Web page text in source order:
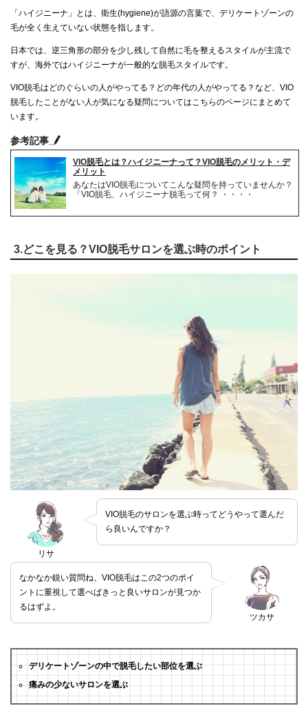
「ハイジニーナ」とは、衛生(hygiene)が語源の言葉で、デリケートゾーンの
毛が全く生えていない状態を指します。
日本では、逆三角形の部分を少し残して自然に毛を整えるスタイルが主流で
すが、海外ではハイジニーナが一般的な脱毛スタイルです。
VIO脱毛はどのぐらいの人がやってる？どの年代の人がやってる？など、VIO
脱毛したことがない人が気になる疑問についてはこちらのページにまとめて
います。
参考記事
VIO脱毛とは？ハイジニーナって？VIO脱毛のメリット・デ
メリット
あなたはVIO脱毛についてこんな疑問を持っていませんか？
「VIO脱毛、ハイジニーナ脱毛って何？ ・・・・
3.どこを見る？VIO脱毛サロンを選ぶ時のポイント
リサ
VIO脱毛のサロンを選ぶ時ってどうやって選んだ
ら良いんですか？
ツカサ
なかなか鋭い質問ね、VIO脱毛はこの2つのポイ
ントに重視して選べばきっと良いサロンが見つか
るはずよ。
デリケートゾーンの中で脱毛したい部位を選ぶ
痛みの少ないサロンを選ぶ